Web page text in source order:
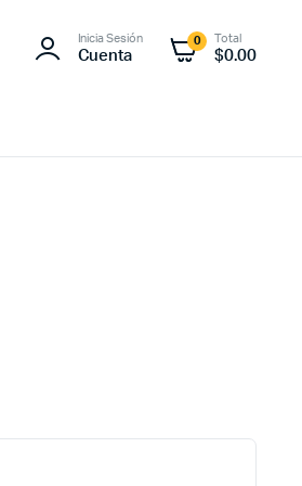
Inicia Sesión
Cuenta
0 Total
$0.00